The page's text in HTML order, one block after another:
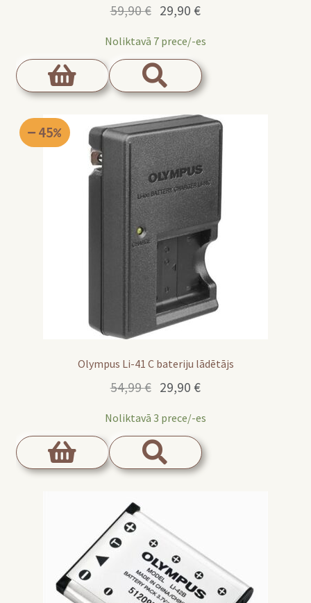
59,90€ Original
was:
59,90 €.
29,90 €Current
is:
Noliktavā 7 prece/-es
Olympus Li-41 C bateriju lādētājs
45
54,99€ Original
was:
54,99 €.
29,90 €Current
is:
Noliktavā 3 prece/-es